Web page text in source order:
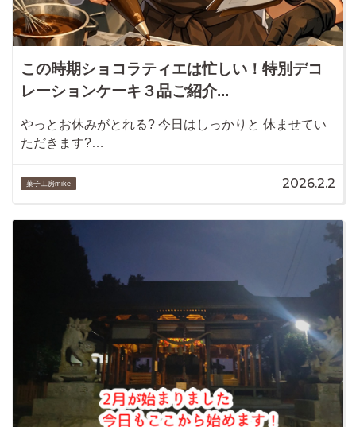
この時期ショコラティエは忙しい！特別デコ
レーションケーキ３品ご紹介...
やっとお休みがとれる? 今日はしっかりと 休ませてい
ただきます?…
菓子工房mike 2026.2.2